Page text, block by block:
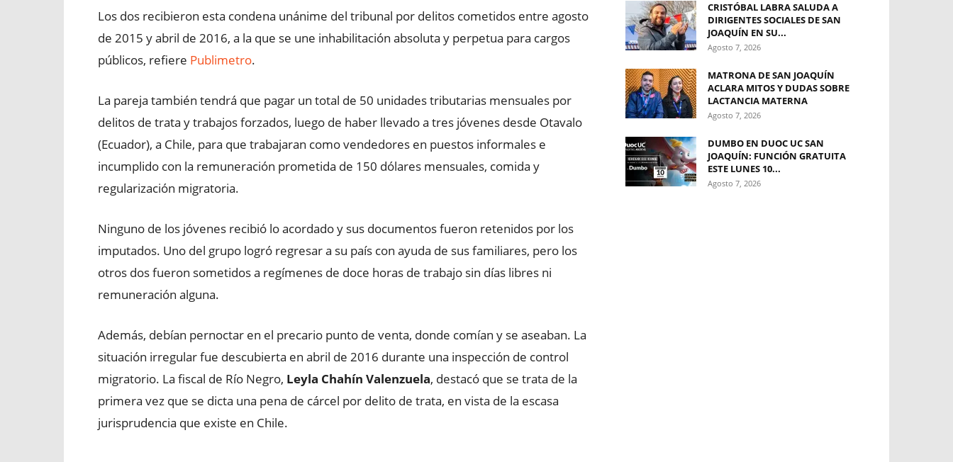
Los dos recibieron esta condena unánime del tribunal por delitos cometidos entre agosto
de 2015 y abril de 2016, a la que se une inhabilitación absoluta y perpetua para cargos
públicos, refiere Publimetro.
La pareja también tendrá que pagar un total de 50 unidades tributarias mensuales por
delitos de trata y trabajos forzados, luego de haber llevado a tres jóvenes desde Otavalo
(Ecuador), a Chile, para que trabajaran como vendedores en puestos informales e
incumplido con la remuneración prometida de 150 dólares mensuales, comida y
regularización migratoria.
Ninguno de los jóvenes recibió lo acordado y sus documentos fueron retenidos por los
imputados. Uno del grupo logró regresar a su país con ayuda de sus familiares, pero los
otros dos fueron sometidos a regímenes de doce horas de trabajo sin días libres ni
remuneración alguna.
Además, debían pernoctar en el precario punto de venta, donde comían y se aseaban. La
situación irregular fue descubierta en abril de 2016 durante una inspección de control
migratorio. La fiscal de Río Negro, Leyla Chahín Valenzuela, destacó que se trata de la
primera vez que se dicta una pena de cárcel por delito de trata, en vista de la escasa
jurisprudencia que existe en Chile.
CRISTÓBAL LABRA SALUDA A
DIRIGENTES SOCIALES DE SAN
JOAQUÍN EN SU...
Agosto 7, 2026
MATRONA DE SAN JOAQUÍN
ACLARA MITOS Y DUDAS SOBRE
LACTANCIA MATERNA
Agosto 7, 2026
DUMBO EN DUOC UC SAN
JOAQUÍN: FUNCIÓN GRATUITA
ESTE LUNES 10...
Agosto 7, 2026